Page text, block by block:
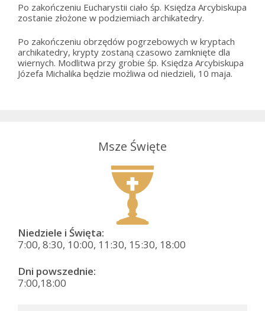
Po zakończeniu Eucharystii ciało śp. Księdza Arcybiskupa
zostanie złożone w podziemiach archikatedry.
Po zakończeniu obrzędów pogrzebowych w kryptach
archikatedry, krypty zostaną czasowo zamknięte dla
wiernych. Modlitwa przy grobie śp. Księdza Arcybiskupa
Józefa Michalika będzie możliwa od niedzieli, 10 maja.
Msze Święte
Niedziele i Święta:
7:00, 8:30, 10:00, 11:30, 15:30, 18:00
Dni powszednie:
7:00,18:00